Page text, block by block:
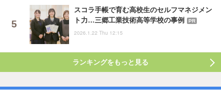
スコラ手帳で育む高校生のセルフマネジメン
ト力…三郷工業技術高等学校の事例
PR
2026.1.22 Thu 12:15
ランキングをもっと見る